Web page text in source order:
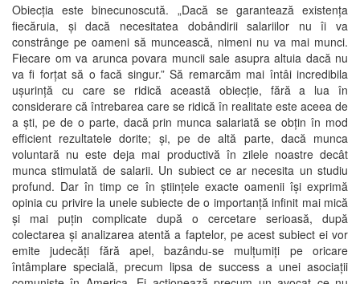
Obiecția este binecunoscută. „Dacă se garantează existența
fiecăruia, și dacă necesitatea dobândirii salariilor nu îi va
constrânge pe oameni să muncească, nimeni nu va mai munci.
Fiecare om va arunca povara muncii sale asupra altuia dacă nu
va fi forțat să o facă singur.” Să remarcăm mai întâi incredibila
ușurință cu care se ridică această obiecție, fără a lua în
considerare că întrebarea care se ridică în realitate este aceea de
a ști, pe de o parte, dacă prin munca salariată se obțin în mod
efficient rezultatele dorite; și, pe de altă parte, dacă munca
voluntară nu este deja mai productivă în zilele noastre decât
munca stimulată de salarii. Un subiect ce ar necesita un studiu
profund. Dar în timp ce în științele exacte oamenii își exprimă
opinia cu privire la unele subiecte de o importanță infinit mai mică
și mai puțin complicate după o cercetare serioasă, după
colectarea și analizarea atentă a faptelor, pe acest subiect ei vor
emite judecăți fără apel, bazându-se mulțumiți pe oricare
întâmplare specială, precum lipsa de success a unei asociații